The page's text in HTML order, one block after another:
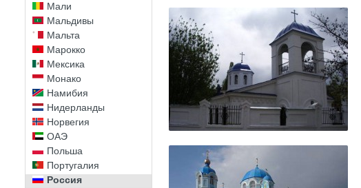
Мали
Мальдивы
Мальта
Марокко
Мексика
Монако
Намибия
Нидерланды
Норвегия
ОАЭ
Польша
Португалия
Россия